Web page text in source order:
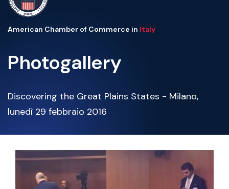
American Chamber of Commerce in Italy
Photogallery
Discovering the Great Plains States - Milano,
lunedì 29 febbraio 2016